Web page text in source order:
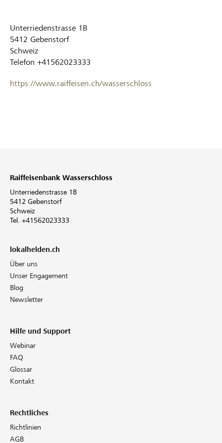
Unterriedenstrasse 1B
5412 Gebenstorf
Schweiz
Telefon +41562023333
https://www.raiffeisen.ch/wasserschloss
Raiffeisenbank Wasserschloss
Unterriedenstrasse 1B
5412 Gebenstorf
Schweiz
Tel. +41562023333
lokalhelden.ch
Über uns
Unser Engagement
Blog
Newsletter
Hilfe und Support
Webinar
FAQ
Glossar
Kontakt
Rechtliches
Richtlinien
AGB